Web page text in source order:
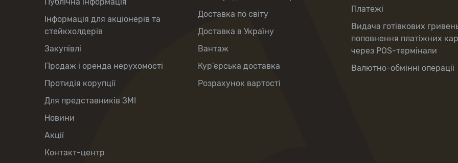
Інформація для акціонерів та
стейкхолдерів
Закупівлі
Продаж і оренда нерухомості
Протидія корупції
Для представників ЗМІ
Новини
Акції
Контакт-центр
Доставка по світу
Доставка в Україну
Вантаж
Кур’єрська доставка
Розрахунок вартості
Платежі
Видача готівкових
поповнення платіжних
через POS-термінали
Валютно-обмінні операції